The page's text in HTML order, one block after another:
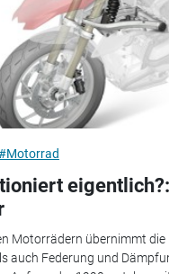
Motorrädern übernimmt die
auch Federung und